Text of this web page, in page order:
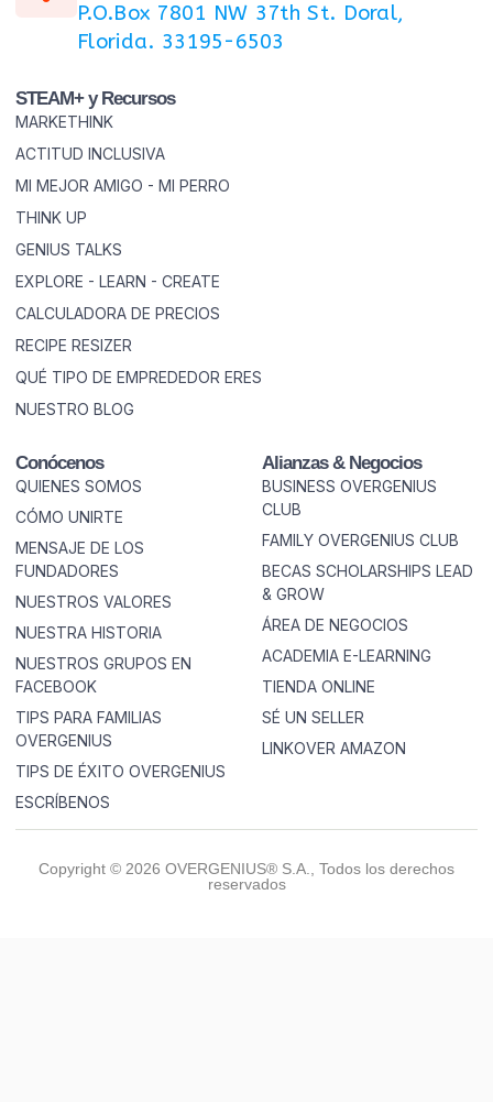
P.O.Box 7801 NW 37th St. Doral,
Florida. 33195-6503
STEAM+ y Recursos
MARKETHINK
ACTITUD INCLUSIVA
MI MEJOR AMIGO - MI PERRO
THINK UP
GENIUS TALKS
EXPLORE - LEARN - CREATE
CALCULADORA DE PRECIOS
RECIPE RESIZER
QUÉ TIPO DE EMPREDEDOR ERES
NUESTRO BLOG
Conócenos
QUIENES SOMOS
CÓMO UNIRTE
MENSAJE DE LOS
FUNDADORES
NUESTROS VALORES
NUESTRA HISTORIA
NUESTROS GRUPOS EN
FACEBOOK
TIPS PARA FAMILIAS
OVERGENIUS
TIPS DE ÉXITO OVERGENIUS
ESCRÍBENOS
Alianzas & Negocios
BUSINESS OVERGENIUS
CLUB
FAMILY OVERGENIUS CLUB
BECAS SCHOLARSHIPS LEAD
& GROW
ÁREA DE NEGOCIOS
ACADEMIA E-LEARNING
TIENDA ONLINE
SÉ UN SELLER
LINKOVER AMAZON
Copyright © 2026 OVERGENIUS® S.A., Todos los derechos
reservados